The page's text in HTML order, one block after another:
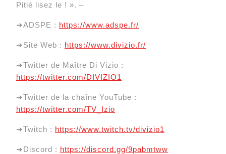
Pitié lisez le ! ». –
➜ADSPE : https://www.adspe.fr/
➜Site Web : https://www.divizio.fr/
➜Twitter de Maître Di Vizio :
https://twitter.com/DIVIZIO1
➜Twitter de la chaîne YouTube :
https://twitter.com/TV_Izio
➜Twitch : https://www.twitch.tv/divizio1
➜Discord : https://discord.gg/9pabmtww